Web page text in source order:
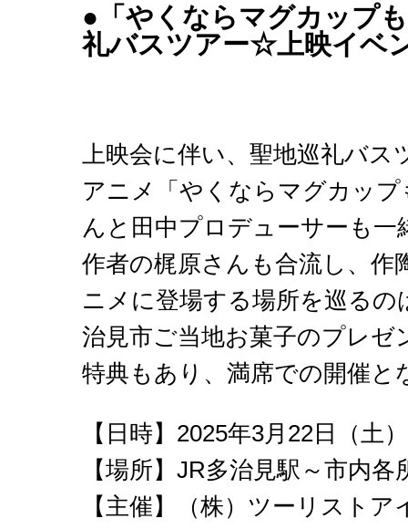
●「やくならマグカップ
礼バスツアー☆上映イベ
上映会に伴い、聖地巡礼バ
アニメ「やくならマグカッ
んと田中プロデューサーも
作者の梶原さんも合流し、作
ニメに登場する場所を巡る
治見市ご当地お菓子のプレ
特典もあり、満席での開催と
【日時】2025年3月22日（土）
【場所】JR多治見駅～市内
【主催】（株）ツーリストア